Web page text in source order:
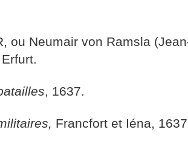
ou Neumair von Ramsla
, 1637.
Francfort et Iéna,